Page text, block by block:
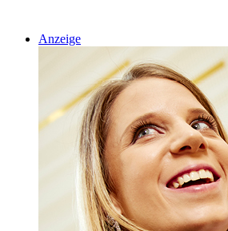
Anzeige